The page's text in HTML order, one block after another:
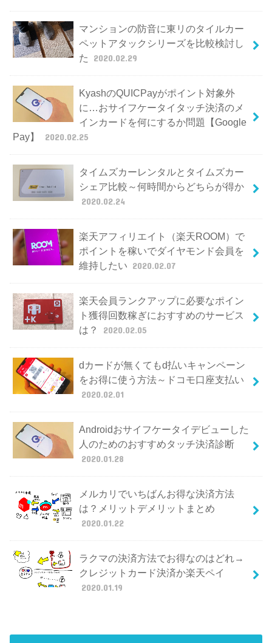
マンションの防音に東リのタイルカー
ペットアタックシリーズを比較検討し
た
2020.02.29
KyashのQUICPayがポイント対象外
に…おサイフケータイタッチ決済のメ
インカードを何にするか問題【Google
Pay】
2020.02.25
タイムズカーレンタルとタイムズカー
シェア比較～何時間からどちらが得か
2020.02.24
楽天アフィリエイト（楽天ROOM）で
ポイントを稼いでダイヤモンド会員を
維持したい 2020.02.07
楽天会員ランクアップに必要なポイン
ト獲得回数稼ぎにおすすめのサービス
は？
2020.02.05
dカードが無くてもd払いキャンペーン
をお得に使う方法～ドコモ口座支払い
2020.02.01
Androidおサイフケータイデビューした
人のためのおすすめタッチ決済診断
2020.01.28
メルカリでいちばんお得な決済方法
は？メリットデメリットまとめ
2020.01.22
ラクマの決済方法でお得なのはどれ→
クレジットカード決済か楽天ペイ
2020.01.19